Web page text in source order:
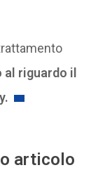
riguardo il
articolo